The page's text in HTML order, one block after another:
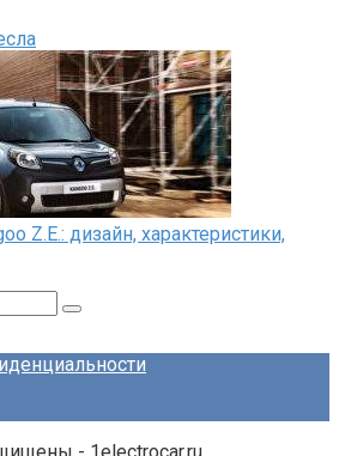
Z.E.: дизайн, характеристики,